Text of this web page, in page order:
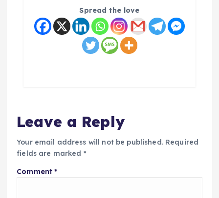
Spread the love
Leave a Reply
Your email address will not be published. Required
fields are marked *
Comment*